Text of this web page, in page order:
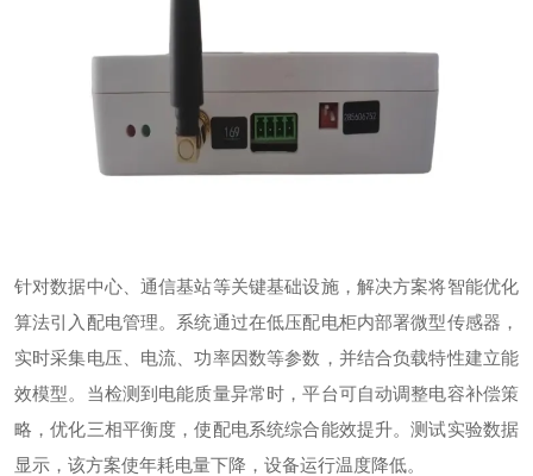
针对数据中心、通信基站等关键基础设施，解决方案将智能优化
算法引入配电管理。系统通过在低压配电柜内部署微型传感器，
实时采集电压、电流、功率因数等参数，并结合负载特性建立能
效模型。当检测到电能质量异常时，平台可自动调整电容补偿策
略，优化三相平衡度，使配电系统综合能效提升。测试实验数据
显示，该方案使年耗电量下降，设备运行温度降低。